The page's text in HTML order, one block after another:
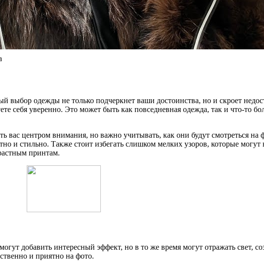
одежды не только подчеркнет ваши достоинства, но и скроет
себя уверенно. Это может быть как повседневная одежда, так и что-то
центром внимания, но важно учитывать, как они будут смотреться на
и стильно. Также стоит избегать слишком мелких узоров, которые могут
принтам.
добавить интересный эффект, но в то же время могут отражать свет,
и приятно на фото.